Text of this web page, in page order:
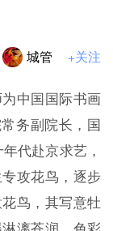
城管 +关注
中国国际书画
务副院长，国
代赴京求艺，
攻花鸟，逐步
鸟，其写意牡